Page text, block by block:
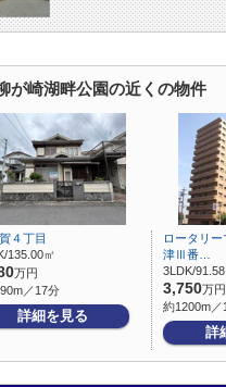
が崎湖畔公園の近くの物件
４丁目
135.00㎡
万円
／17分
詳細を見る
ロータリ
津Ⅲ番…
3LDK/91.58
3,750万円
約1200m／
詳